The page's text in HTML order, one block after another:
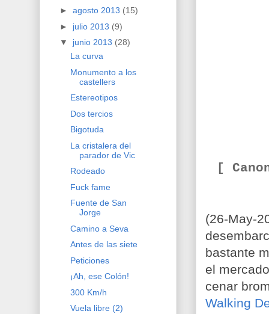
[
(26-May-
bastante
el
cenar
Walking
► agosto 2013 (15)
► julio 2013 (9)
▼ junio 2013 (28)
La curva
Monumento a los
castellers
Estereotipos
Dos tercios
Bigotuda
La cristalera del
parador de Vic
Rodeado
Fuck fame
Fuente de San
Jorge
Camino a Seva
Antes de las siete
Peticiones
¡Ah, ese Colón!
300 Km/h
Vuela libre (2)